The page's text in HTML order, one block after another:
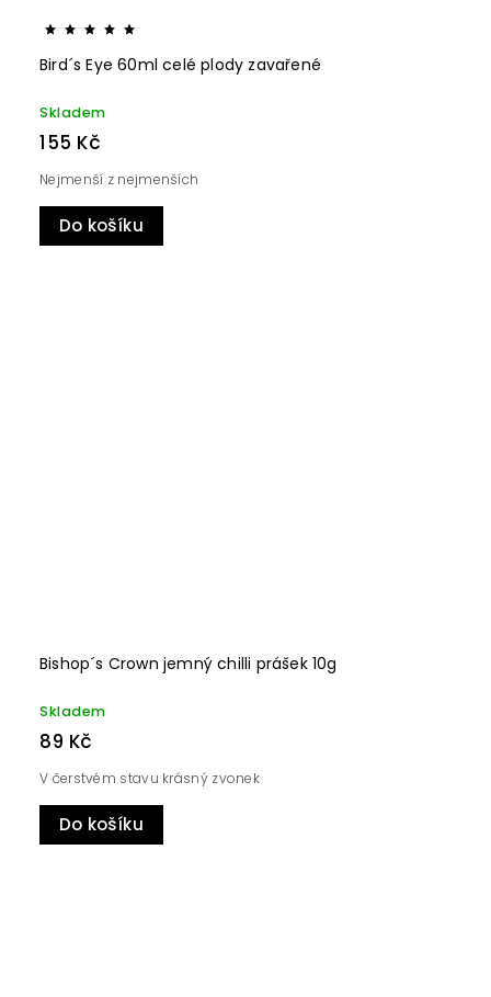
Bird´s Eye 60ml celé plody zavařené
Skladem
155 Kč
Do košíku
Nejmenší z nejmenších
Bishop´s Crown jemný chilli prášek 10g
Skladem
89 Kč
Do košíku
V čerstvém stavu krásný zvonek